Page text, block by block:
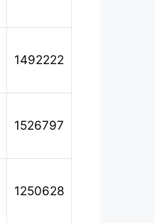
1492222
1526797
1250628